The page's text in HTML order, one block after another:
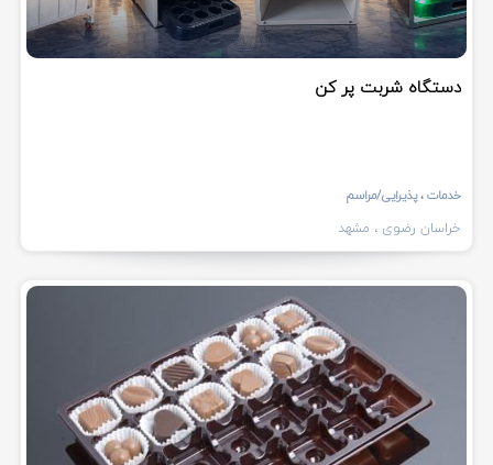
دستگاه شربت پر کن
خدمات، پذیرایی/مراسم
خراسان رضوی ، مشهد